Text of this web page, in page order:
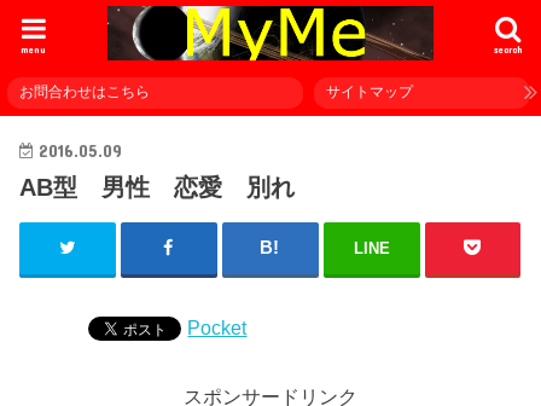
search
menu
お問合わせはこちら サイトマップ
2016.05.09
AB型 男性 恋愛 別れ
LINE
Pocket
スポンサードリンク